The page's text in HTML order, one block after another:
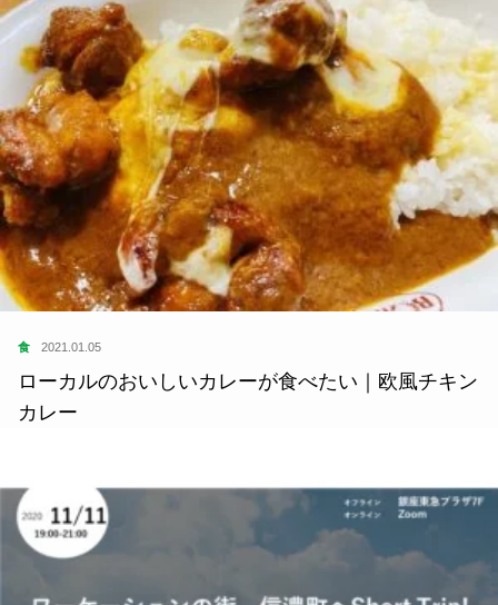
食 2021.01.05
ローカルのおいしいカレーが食べたい｜欧風チキン
カレー